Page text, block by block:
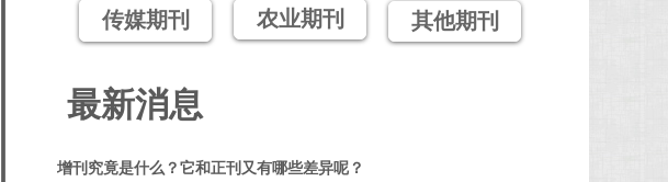
传媒期刊 农业期刊 其他期刊
最新消息
增刊究竟是什么？它和正刊又有哪些差异呢？